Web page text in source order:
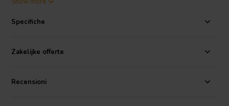
contribuendo a ridurre il rischio di interferenze dovute ai campi
soprattutto dove sono richiesti valori di bassa resistenza e
Specifiche
Zakelijke offerte
Recensioni